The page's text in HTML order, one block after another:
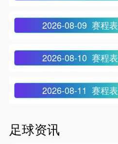
2026-08-09 赛程表
2026-08-10 赛程表
2026-08-11 赛程表
足球资讯